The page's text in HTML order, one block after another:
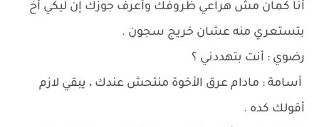
أنا كمان مش هراعي ظروفك وأعرف جوزك إن ليكي أخ
بتستعري منه عشان خريج سجون .
رضوي : أنت بتهددني ؟
أسامة : مادام عرق الأخوة منئحش عندك ، يبقي لازم
أقولك كده .